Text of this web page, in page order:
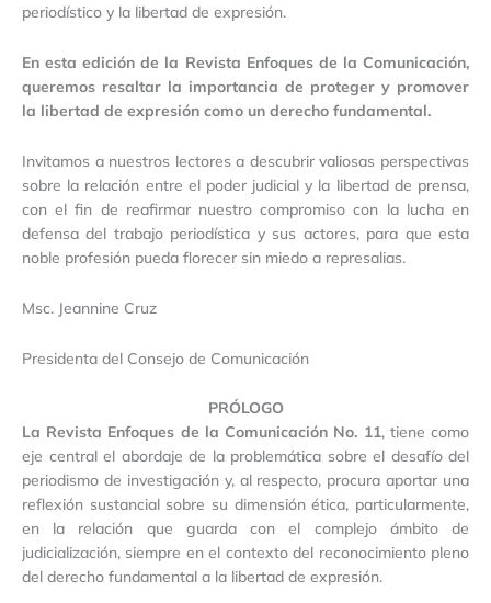
periodístico y la libertad de expresión.
En esta edición de la Revista Enfoques de la Comunicación,
queremos resaltar la importancia de proteger y promover
la libertad de expresión como un derecho fundamental.
Invitamos a nuestros lectores a descubrir valiosas perspectivas
sobre la relación entre el poder judicial y la libertad de prensa,
con el fin de reafirmar nuestro compromiso con la lucha en
defensa del trabajo periodística y sus actores, para que esta
noble profesión pueda florecer sin miedo a represalias.
Msc. Jeannine Cruz
Presidenta del Consejo de Comunicación
PRÓLOGO
La Revista Enfoques de la Comunicación No. 11, tiene como
eje central el abordaje de la problemática sobre el desafío del
periodismo de investigación y, al respecto, procura aportar una
reflexión sustancial sobre su dimensión ética, particularmente,
en la relación que guarda con el complejo ámbito de
judicialización, siempre en el contexto del reconocimiento pleno
del derecho fundamental a la libertad de expresión.